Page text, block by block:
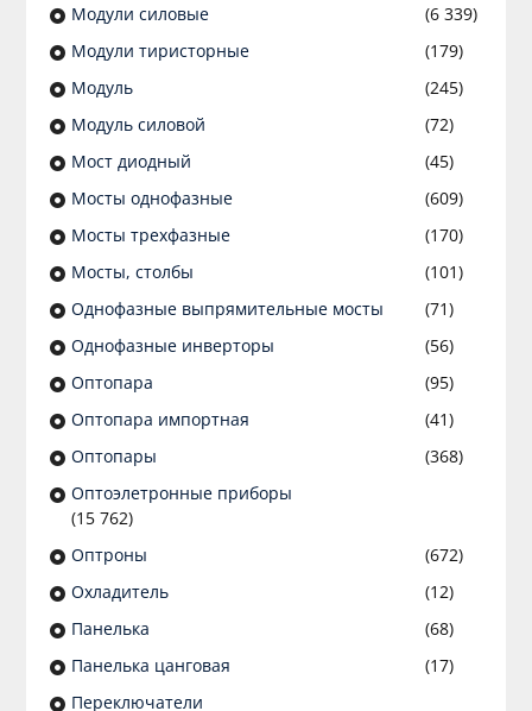
Модули силовые
(6 339)
Модули тиристорные
(179)
Модуль
(245)
Модуль силовой
(72)
Мост диодный
(45)
Мосты однофазные
(609)
Мосты трехфазные
(170)
Мосты, столбы
(101)
Однофазные выпрямительные мосты
(71)
Однофазные инверторы
(56)
Оптопара
(95)
Оптопара импортная
(41)
Оптопары
(368)
Оптоэлетронные приборы
(15 762)
Оптроны
(672)
Охладитель
(12)
Панелька
(68)
Панелька цанговая
(17)
Переключатели